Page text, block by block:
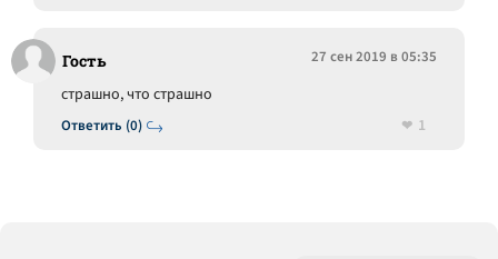
Гость 27 сен 2019 в 05:35
Ответить (0)
страшно, что страшно
1